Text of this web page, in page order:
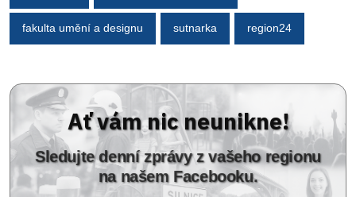
fakulta umění a designu sutnarka region24
Ať vám nic neunikne!
Sledujte denní zprávy z vašeho regionu
na našem Facebooku.